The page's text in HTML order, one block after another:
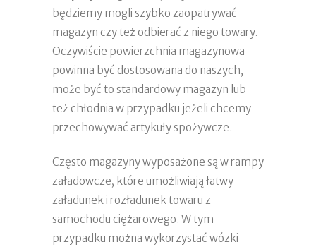
będziemy mogli szybko zaopatrywać
magazyn czy też odbierać z niego towary.
Oczywiście powierzchnia magazynowa
powinna być dostosowana do naszych,
może być to standardowy magazyn lub
też chłodnia w przypadku jeżeli chcemy
przechowywać artykuły spożywcze.
Często magazyny wyposażone są w rampy
załadowcze, które umożliwiają łatwy
załadunek i rozładunek towaru z
samochodu ciężarowego. W tym
przypadku można wykorzystać wózki